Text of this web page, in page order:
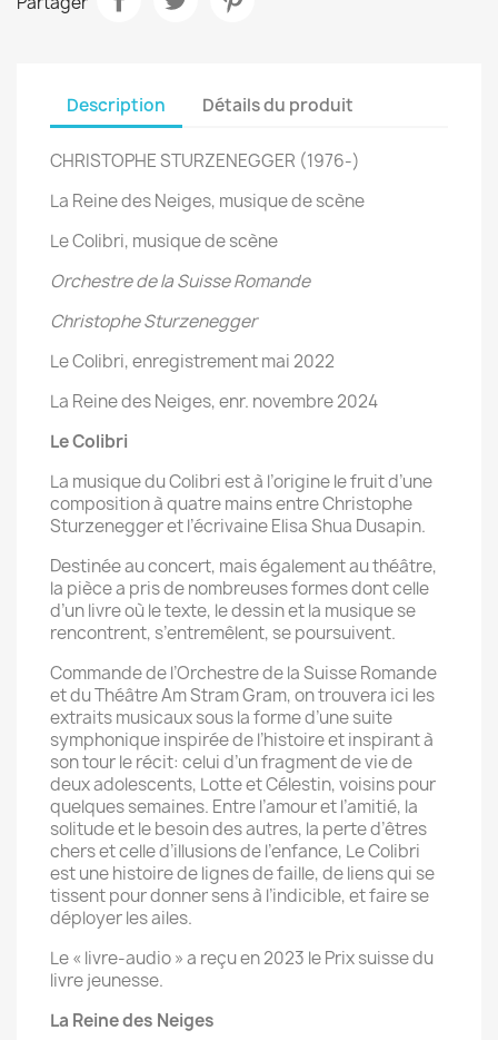
Description Détails du produit
CHRISTOPHE STURZENEGGER (1976-)
La Reine des Neiges, musique de scène
Le Colibri, musique de scène
Orchestre de la Suisse Romande
Christophe Sturzenegger
Le Colibri, enregistrement mai 2022
La Reine des Neiges, enr. novembre 2024
Le Colibri
La musique du Colibri est à l’origine le fruit d’une
composition à quatre mains entre Christophe
Sturzenegger et l’écrivaine Elisa Shua Dusapin.
Destinée au concert, mais également au théâtre,
la pièce a pris de nombreuses formes dont celle
d’un livre où le texte, le dessin et la musique se
rencontrent, s’entremêlent, se poursuivent.
Commande de l’Orchestre de la Suisse Romande
et du Théâtre Am Stram Gram, on trouvera ici les
extraits musicaux sous la forme d’une suite
symphonique inspirée de l’histoire et inspirant à
son tour le récit: celui d’un fragment de vie de
deux adolescents, Lotte et Célestin, voisins pour
quelques semaines. Entre l’amour et l’amitié, la
solitude et le besoin des autres, la perte d’êtres
chers et celle d’illusions de l’enfance, Le Colibri
est une histoire de lignes de faille, de liens qui se
tissent pour donner sens à l’indicible, et faire se
déployer les ailes.
Le « livre-audio » a reçu en 2023 le Prix suisse du
livre jeunesse.
La Reine des Neiges